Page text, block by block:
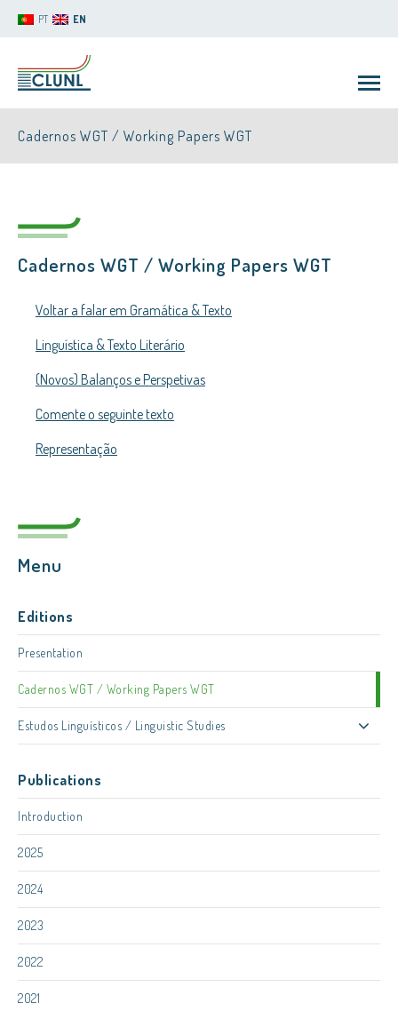
PT EN
CLUNL
Cadernos WGT / Working Papers WGT
Cadernos WGT / Working Papers WGT
Voltar a falar em Gramática & Texto
Linguística & Texto Literário
(Novos) Balanços e Perspetivas
Comente o seguinte texto
Representação
Menu
Editions
Presentation
Cadernos WGT / Working Papers WGT
Estudos Linguísticos / Linguistic Studies
Publications
Introduction
2025
2024
2023
2022
2021